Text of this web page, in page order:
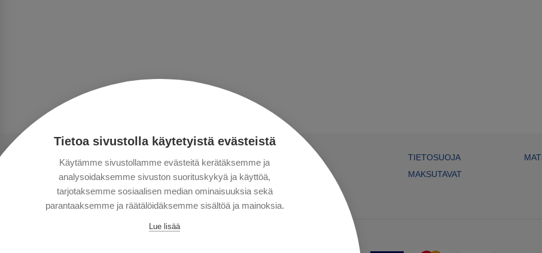
Tietoa sivustolla käytetyistä evästeistä
Käytämme sivustollamme evästeitä kerätäksemme ja
analysoidaksemme sivuston suorituskykyä ja käyttöä,
tarjotaksemme sosiaalisen median ominaisuuksia sekä
parantaaksemme ja räätälöidäksemme sisältöä ja mainoksia.
Lue lisää
TIETOSUOJA
MAKSUTAVAT